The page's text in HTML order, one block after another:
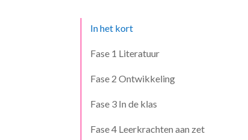
In het kort
Fase 1 Literatuur
Fase 2 Ontwikkeling
Fase 3 In de klas
Fase 4 Leerkrachten aan zet